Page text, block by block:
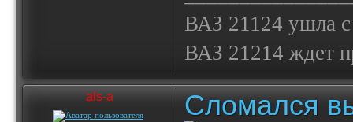
ВАЗ 21124 ушла
ВАЗ 21214 ждет
als-a Сломался